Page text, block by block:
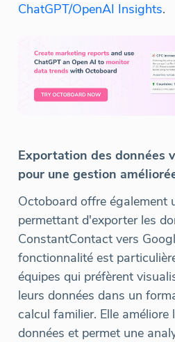
ChatGPT/OpenAI Insights.
Exportation des données
pour une gestion
Octoboard offre également
permettant d'exporter les
ConstantContact vers
fonctionnalité est
équipes qui préfèrent
leurs données dans un
calcul familier. Elle améliore
données et permet une